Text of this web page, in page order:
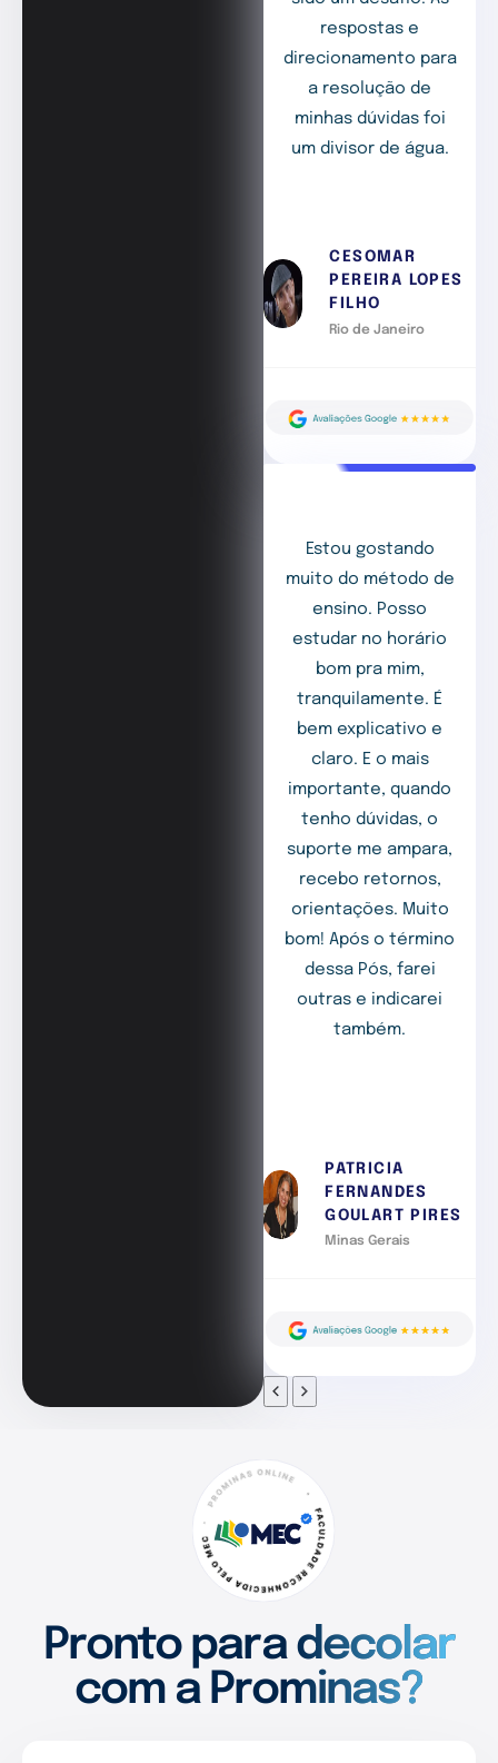
respostas e
direcionamento para
a resolução de
minhas dúvidas foi
um divisor de água.
CESOMAR
PEREIRA LOPES
FILHO
Rio de Janeiro
Estou gostando
muito do método de
ensino. Posso
estudar no horário
bom pra mim,
tranquilamente. É
bem explicativo e
claro. E o mais
importante, quando
tenho dúvidas, o
suporte me ampara,
recebo retornos,
orientações. Muito
bom! Após o término
dessa Pós, farei
outras e indicarei
também.
PATRICIA
FERNANDES
GOULART PIRES
Minas Gerais
Pronto para decolar
com a Prominas?